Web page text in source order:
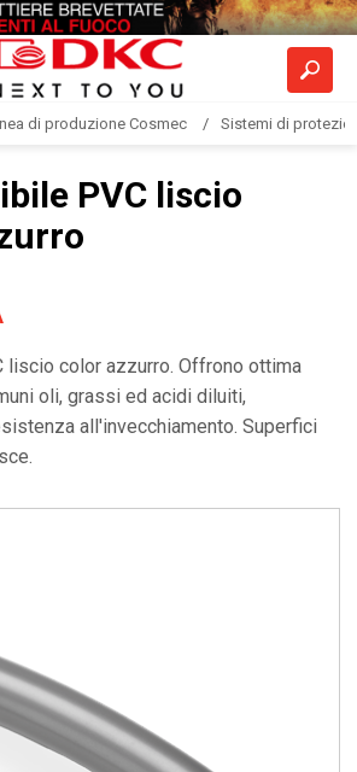
di produzione Cosmec Sistemi di
PVC liscio
liscio color azzurro. Offrono ottima
oli, grassi ed acidi diluiti,
all'invecchiamento. Superfici